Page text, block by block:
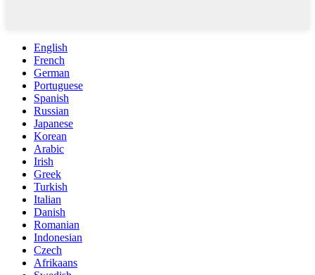
English
French
German
Portuguese
Spanish
Russian
Japanese
Korean
Arabic
Irish
Greek
Turkish
Italian
Danish
Romanian
Indonesian
Czech
Afrikaans